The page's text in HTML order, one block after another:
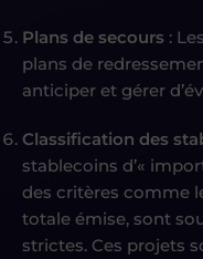
Plans de secours :
plans de
anticiper et gérer
Classification des
stablecoins d’«
des critères comme
totale émise, sont
strictes. Ces projets